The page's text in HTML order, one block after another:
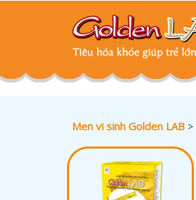
Men vi sinh Golden LAB >